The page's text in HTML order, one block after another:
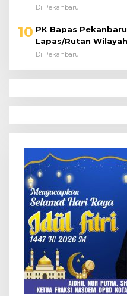
Di Pekanbaru
10 PK Bapas
Lapas/Rutan
Umum Jelang Hari
Di Pekanbaru